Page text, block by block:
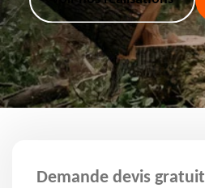
Demande devis gratuit